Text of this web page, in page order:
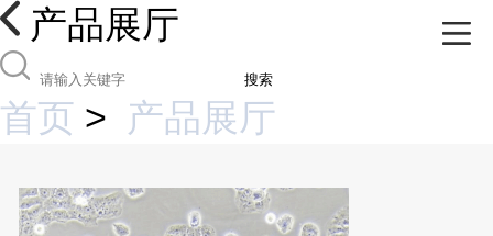
产品展厅
搜索
首页 > 产品展厅